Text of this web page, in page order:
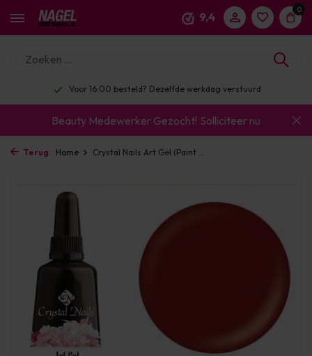
9,4
0
Voor 16:00 besteld? Dezelfde werkdag verstuurd
Beauty Medewerker Gezocht! Solliciteer nu
Terug Home Crystal Nails Art Gel (Paint ...